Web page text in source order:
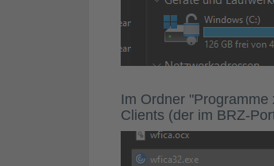
Im Ordner
Clients (der im BRZ-